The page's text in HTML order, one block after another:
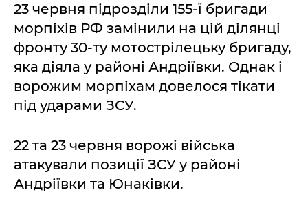
23 червня підрозділи 155-ї бригади
морпіхів РФ замінили на цій ділянці
фронту 30-ту мотострілецьку бригаду,
яка діяла у районі Андріївки. Однак і
ворожим морпіхам довелося тікати
під ударами ЗСУ.
22 та 23 червня ворожі війська
атакували позиції ЗСУ у районі
Андріївки та Юнаківки.